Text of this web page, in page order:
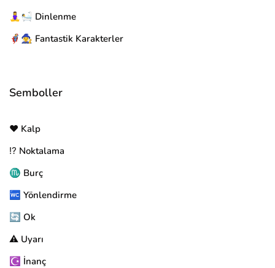
🧘‍♀️🛀 Dinlenme
🦸‍♂️🧙‍♀️ Fantastik Karakterler
Semboller
❤️ Kalp
⁉️ Noktalama
♏ Burç
🚾 Yönlendirme
🔄 Ok
⚠️ Uyarı
☪️ İnanç